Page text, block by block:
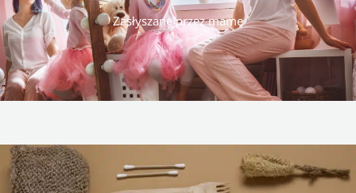
Zasłyszane przez mamę